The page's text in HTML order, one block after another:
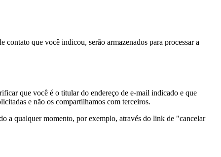
que você indicou, serão armazenados para processar a
que você é o titular do endereço de e-mail indicado e que
e não os compartilhamos com terceiros.
a qualquer momento, por exemplo, através do link de "cancelar